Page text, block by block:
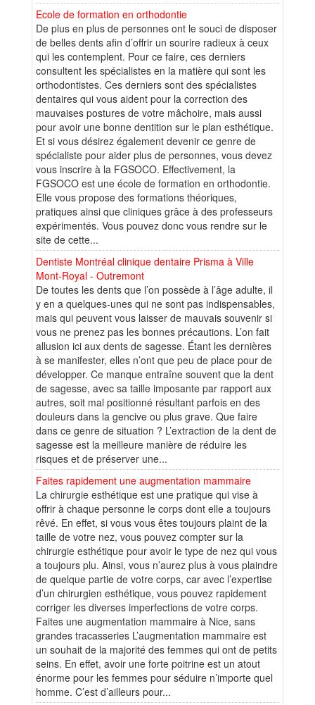
Ecole de formation en orthodontie
De plus en plus de personnes ont le souci de disposer
de belles dents afin d’offrir un sourire radieux à ceux
qui les contemplent. Pour ce faire, ces derniers
consultent les spécialistes en la matière qui sont les
orthodontistes. Ces derniers sont des spécialistes
dentaires qui vous aident pour la correction des
mauvaises postures de votre mâchoire, mais aussi
pour avoir une bonne dentition sur le plan esthétique.
Et si vous désirez également devenir ce genre de
spécialiste pour aider plus de personnes, vous devez
vous inscrire à la FGSOCO. Effectivement, la
FGSOCO est une école de formation en orthodontie.
Elle vous propose des formations théoriques,
pratiques ainsi que cliniques grâce à des professeurs
expérimentés. Vous pouvez donc vous rendre sur le
site de cette...
Dentiste Montréal clinique dentaire Prisma à Ville
Mont-Royal - Outremont
De toutes les dents que l’on possède à l’âge adulte, il
y en a quelques-unes qui ne sont pas indispensables,
mais qui peuvent vous laisser de mauvais souvenir si
vous ne prenez pas les bonnes précautions. L’on fait
allusion ici aux dents de sagesse. Étant les dernières
à se manifester, elles n’ont que peu de place pour de
développer. Ce manque entraîne souvent que la dent
de sagesse, avec sa taille imposante par rapport aux
autres, soit mal positionné résultant parfois en des
douleurs dans la gencive ou plus grave. Que faire
dans ce genre de situation ? L’extraction de la dent de
sagesse est la meilleure manière de réduire les
risques et de préserver une...
Faites rapidement une augmentation mammaire
La chirurgie esthétique est une pratique qui vise à
offrir à chaque personne le corps dont elle a toujours
rêvé. En effet, si vous vous êtes toujours plaint de la
taille de votre nez, vous pouvez compter sur la
chirurgie esthétique pour avoir le type de nez qui vous
a toujours plu. Ainsi, vous n’aurez plus à vous plaindre
de quelque partie de votre corps, car avec l’expertise
d’un chirurgien esthétique, vous pouvez rapidement
corriger les diverses imperfections de votre corps.
Faites une augmentation mammaire à Nice, sans
grandes tracasseries L’augmentation mammaire est
un souhait de la majorité des femmes qui ont de petits
seins. En effet, avoir une forte poitrine est un atout
énorme pour les femmes pour séduire n’importe quel
homme. C’est d’ailleurs pour...